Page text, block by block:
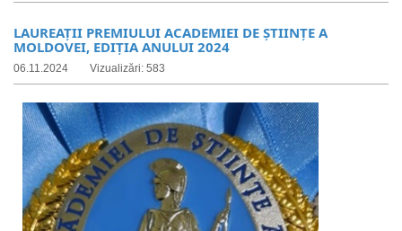
LAUREAȚII PREMIULUI ACADEMIEI DE ȘTIINȚE A
MOLDOVEI, EDIȚIA ANULUI 2024
06.11.2024 Vizualizări: 583